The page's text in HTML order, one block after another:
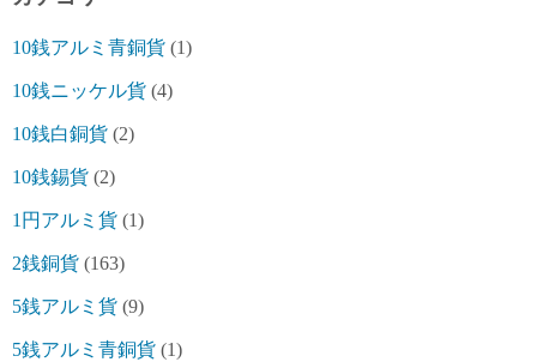
10銭アルミ青銅貨 (1)
10銭ニッケル貨 (4)
10銭白銅貨 (2)
10銭錫貨 (2)
1円アルミ貨 (1)
2銭銅貨 (163)
5銭アルミ貨 (9)
5銭アルミ青銅貨 (1)